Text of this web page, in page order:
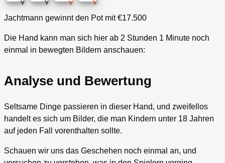
A A A A
Jachtmann gewinnt den Pot mit €17.500
Die Hand kann man sich hier ab 2 Stunden 1 Minute noch
einmal in bewegten Bildern anschauen:
Analyse und Bewertung
Seltsame Dinge passieren in dieser Hand, und zweifellos
handelt es sich um Bilder, die man Kindern unter 18 Jahren
auf jeden Fall vorenthalten sollte.
Schauen wir uns das Geschehen noch einmal an, und